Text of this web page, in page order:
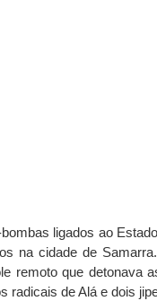
ligados ao
na cidade de
remoto que detonava
radicais de Alá e dois